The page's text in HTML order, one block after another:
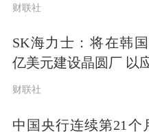
到零售实施全链
售，要求药店严格
人管理、不得向未
推行信息化追溯闭
用监测预警。
财联社
SK海力士：将在韩
亿美元建设晶圆厂 以
财联社
中国央行连续第21个